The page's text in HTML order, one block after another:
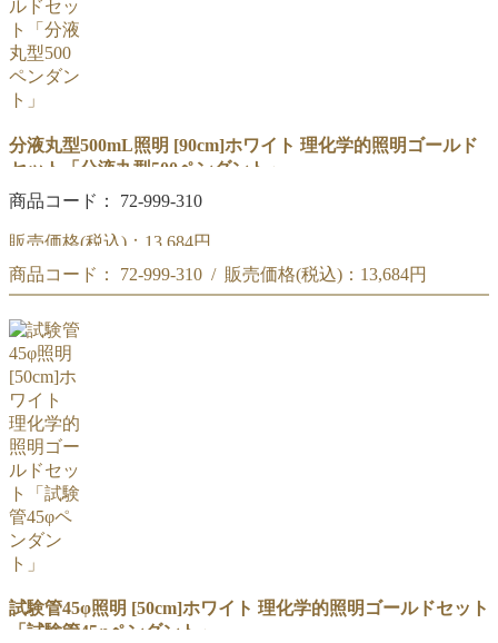
分液丸型500mL照明 [90cm]ホワイト 理化学的照明ゴールド
セット「分液丸型500ペンダント」
商品コード： 72-999-310
販売価格(税込)： 13,684円
90cm「分液丸型500ペンダント」ホワイト セット
理化学的照明ゴールド
商品コード： 72-999-310 / 販売価格(税込)： 13,684円
90cm「分液丸型500ペンダント」ホワイト セット
商品コード : 72-999-310
理化学的照明ゴールド
試験管45φ照明 [50cm]ホワイト 理化学的照明ゴールドセット
「試験管45φペンダント」